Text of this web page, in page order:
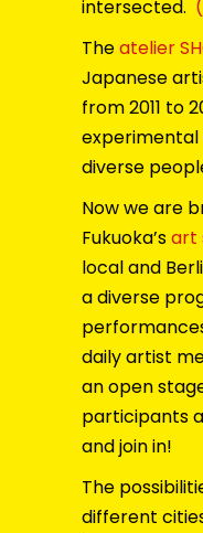
intersected.
Theatelier
Japanese
from 2011 to
experimental
diverse
Now we are
Fukuoka’sart
local and
a diverse
daily artist
an open
participants
and join in!
The
different